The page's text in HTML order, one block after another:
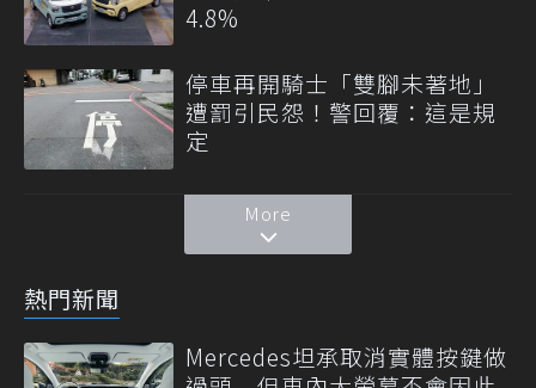
4.8%
停車再開騎士「雙腳未著地」
遭罰引民怨！警回覆：這是規
定
More
熱門新聞
Mercedes坦承取消實體按鍵做